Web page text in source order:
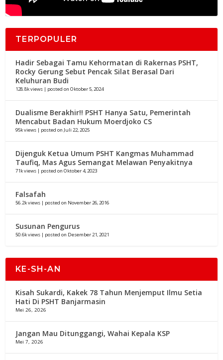
TERPOPULER
Hadir Sebagai Tamu Kehormatan di Rakernas PSHT,
Rocky Gerung Sebut Pencak Silat Berasal Dari
Keluhuran Budi
128.8k views | posted on Oktober 5, 2024
Dualisme Berakhir!! PSHT Hanya Satu, Pemerintah
Mencabut Badan Hukum Moerdjoko CS
95k views | posted on Juli 22, 2025
Dijenguk Ketua Umum PSHT Kangmas Muhammad
Taufiq, Mas Agus Semangat Melawan Penyakitnya
71k views | posted on Oktober 4, 2023
Falsafah
56.2k views | posted on November 26, 2016
Susunan Pengurus
50.6k views | posted on Desember 21, 2021
KE-SH-AN
Kisah Sukardi, Kakek 78 Tahun Menjemput Ilmu Setia
Hati Di PSHT Banjarmasin
Mei 26, 2026
Jangan Mau Ditunggangi, Wahai Kepala KSP
Mei 7, 2026